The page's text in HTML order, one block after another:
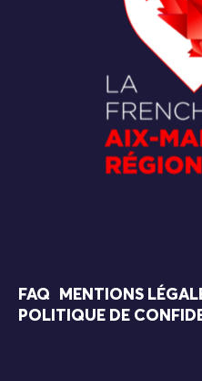
FAQ MENTIONS
POLITIQUE DE